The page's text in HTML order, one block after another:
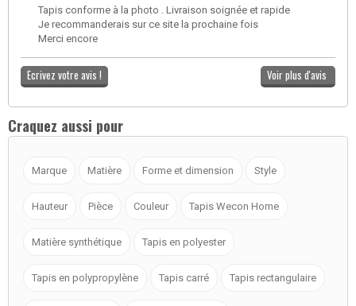
Tapis conforme à la photo . Livraison soignée et rapide
Je recommanderais sur ce site la prochaine fois
Merci encore
Ecrivez votre avis ! Voir plus d'avis
Craquez aussi pour
Marque Matière Forme et dimension Style
Hauteur Pièce Couleur Tapis Wecon Home
Matière synthétique Tapis en polyester
Tapis en polypropylène Tapis carré Tapis rectangulaire